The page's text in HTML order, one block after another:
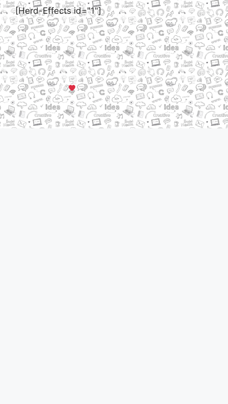
[Herd-Effects id="1"]
© Todos os direitos reservados a DigooWeb Gramado, RS |
Servidores em Dallas, TX
Criado com muito em Gramado, Serra Gaúcha